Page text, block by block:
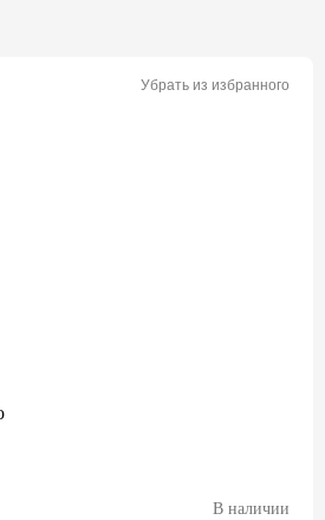
Убрать из избранного
В наличии